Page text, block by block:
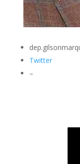
Twitter
–